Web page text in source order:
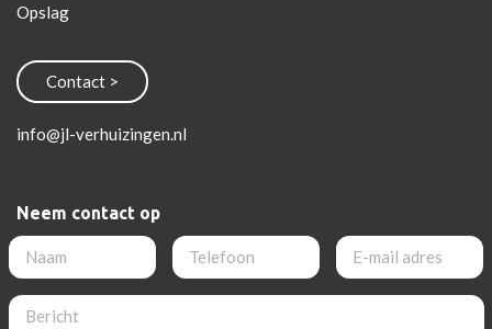
Opslag
info@jl-verhuizingen.nl
Neem contact op